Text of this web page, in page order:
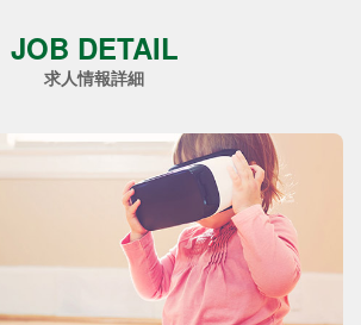
JOB DETAIL
求人情報詳細